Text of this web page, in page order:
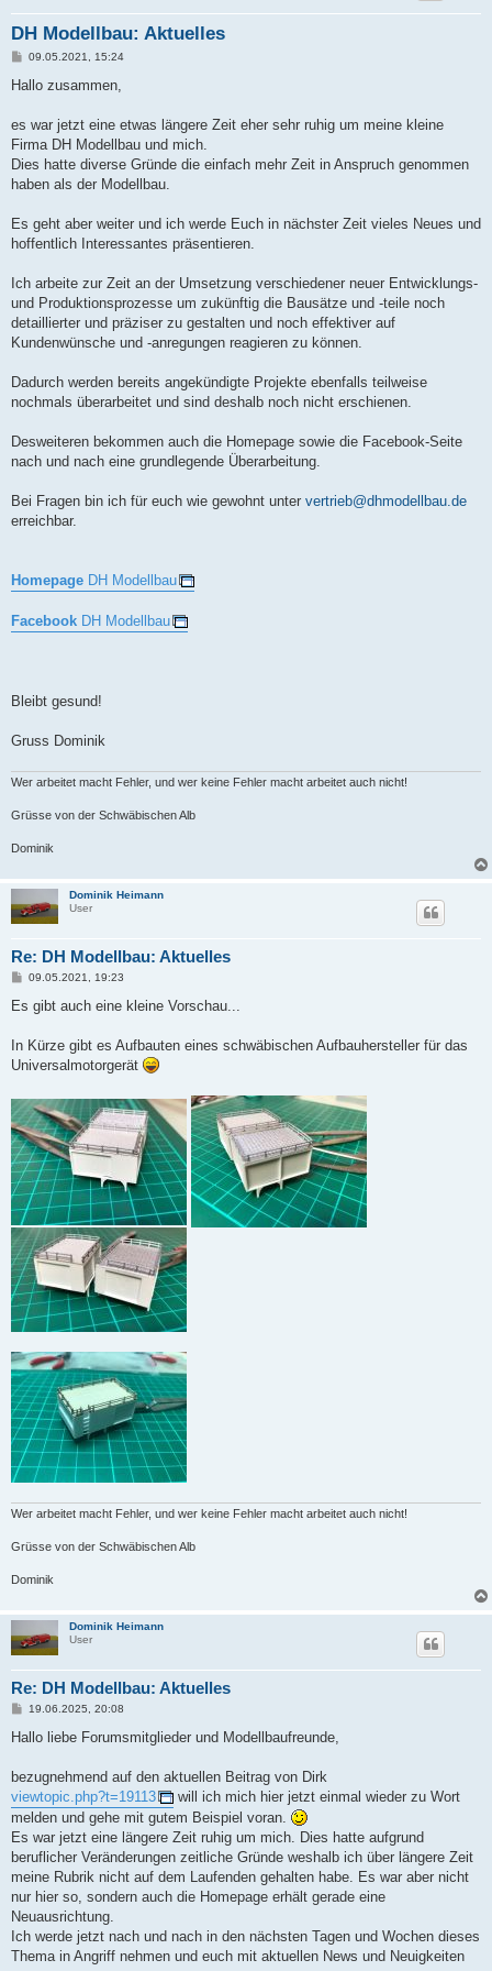
DH Modellbau: Aktuelles
B
i
a
09.05.2021, 15:24
Hallo zusammen,
es war jetzt eine etwas längere Zeit eher sehr ruhig um meine kleine
Firma DH Modellbau und mich.
Dies hatte diverse Gründe die einfach mehr Zeit in Anspruch genommen
haben als der Modellbau.
Es geht aber weiter und ich werde Euch in nächster Zeit vieles Neues und
hoffentlich Interessantes präsentieren.
Ich arbeite zur Zeit an der Umsetzung verschiedener neuer Entwicklungs-
und Produktionsprozesse um zukünftig die Bausätze und -teile noch
detaillierter und präziser zu gestalten und noch effektiver auf
Kundenwünsche und -anregungen reagieren zu können.
Dadurch werden bereits angekündigte Projekte ebenfalls teilweise
nochmals überarbeitet und sind deshalb noch nicht erschienen.
Desweiteren bekommen auch die Homepage sowie die Facebook-Seite
nach und nach eine grundlegende Überarbeitung.
Bei Fragen bin ich für euch wie gewohnt unter vertrieb@dhmodellbau.de
erreichbar.
Homepage DH Modellbau
Facebook DH Modellbau
Bleibt gesund!
Gruss Dominik
Wer arbeitet macht Fehler, und wer keine Fehler macht arbeitet auch nicht!
Grüsse von der Schwäbischen Alb
Dominik
Dominik Heimann
User
Re: DH Modellbau: Aktuelles
B
i
a
09.05.2021, 19:23
Es gibt auch eine kleine Vorschau...
In Kürze gibt es Aufbauten eines schwäbischen Aufbauhersteller für das
Universalmotorgerät
Wer arbeitet macht Fehler, und wer keine Fehler macht arbeitet auch nicht!
Grüsse von der Schwäbischen Alb
Dominik
Dominik Heimann
User
Re: DH Modellbau: Aktuelles
B
i
a
19.06.2025, 20:08
Hallo liebe Forumsmitglieder und Modellbaufreunde,
bezugnehmend auf den aktuellen Beitrag von Dirk
viewtopic.php?t=19113
will ich mich hier jetzt einmal wieder zu Wort
melden und gehe mit gutem Beispiel voran.
Es war jetzt eine längere Zeit ruhig um mich. Dies hatte aufgrund
beruflicher Veränderungen zeitliche Gründe weshalb ich über längere Zeit
meine Rubrik nicht auf dem Laufenden gehalten habe. Es war aber nicht
nur hier so, sondern auch die Homepage erhält gerade eine
Neuausrichtung.
Ich werde jetzt nach und nach in den nächsten Tagen und Wochen dieses
Thema in Angriff nehmen und euch mit aktuellen News und Neuigkeiten